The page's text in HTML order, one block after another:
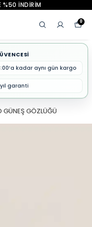
İNDİRİM
0
kadar aynı gün kargo
garanti
GÜNEŞ GÖZLÜĞÜ